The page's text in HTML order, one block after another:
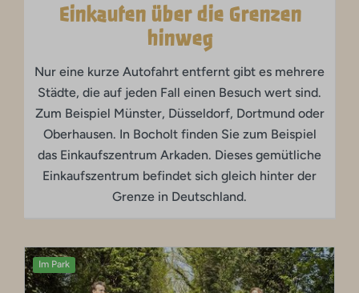
Einkaufen über die Grenzen
hinweg
Nur eine kurze Autofahrt entfernt gibt es mehrere
Städte, die auf jeden Fall einen Besuch wert sind.
Zum Beispiel Münster, Düsseldorf, Dortmund oder
Oberhausen. In Bocholt finden Sie zum Beispiel
das Einkaufszentrum Arkaden. Dieses gemütliche
Einkaufszentrum befindet sich gleich hinter der
Grenze in Deutschland.
Im Park